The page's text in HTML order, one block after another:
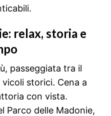
relax, storia e
passeggiata tra il
storici. Cena a
con vista.
Parco delle Madonie,